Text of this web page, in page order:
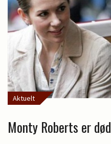
Aktuelt
Monty Roberts er død